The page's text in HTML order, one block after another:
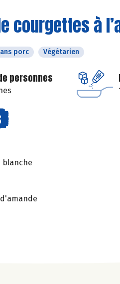
courgettes à
porc Végétarien
personnes
blanche